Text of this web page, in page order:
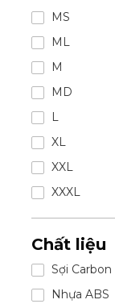
MS
ML
M
MD
L
XL
XXL
XXXL
Chất liệu
Sợi Carbon
Nhựa ABS